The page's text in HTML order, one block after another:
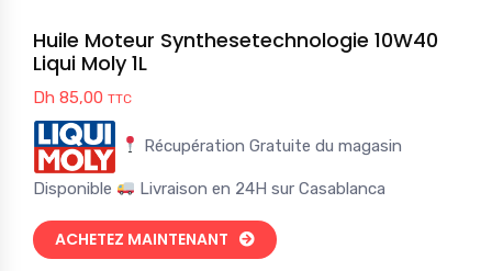
Huile Moteur Synthesetechnologie 10W40
Liqui Moly 1L
Dh 85,00 TTC
Récupération Gratuite du magasin
Disponible Livraison en 24H sur Casablanca
ACHETEZ MAINTENANT